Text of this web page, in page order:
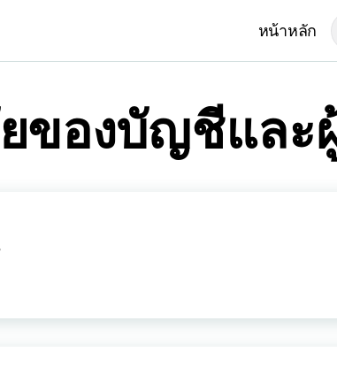
หน้าหลัก
ของบัญชีและ